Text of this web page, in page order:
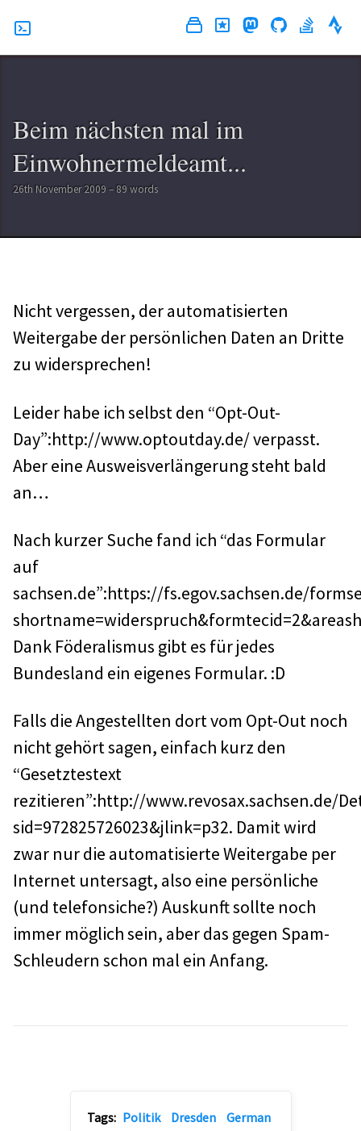
Beim nächsten mal im
Einwohnermeldeamt...
26th November 2009 – 89 words
Nicht vergessen, der automatisierten
Weitergabe der persönlichen Daten an Dritte
zu widersprechen!
Leider habe ich selbst den “Opt-Out-
Day”:http://www.optoutday.de/ verpasst.
Aber eine Ausweisverlängerung steht bald
an…
Nach kurzer Suche fand ich “das Formular
auf
sachsen.de”:https://fs.egov.sachsen.de/
Dank Föderalismus gibt es für jedes
Bundesland ein eigenes Formular. :D
Falls die Angestellten dort vom Opt-Out noch
nicht gehört sagen, einfach kurz den
“Gesetztestext
rezitieren”:http://www.revosax.sachsen.de/
sid=972825726023&jlink=p32. Damit wird
zwar nur die automatisierte Weitergabe per
Internet untersagt, also eine persönliche
(und telefonsiche?) Auskunft sollte noch
immer möglich sein, aber das gegen Spam-
Schleudern schon mal ein Anfang.
Tags: Politik Dresden German